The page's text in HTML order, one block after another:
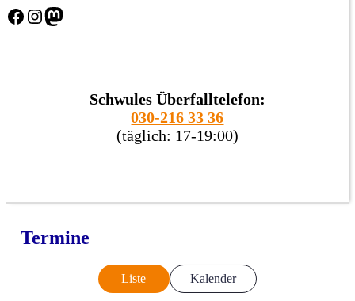
Facebook Instagram Mastodon
Schwules Überfalltelefon:
030-216 33 36
(täglich: 17-19:00)
Termine
Liste Kalender